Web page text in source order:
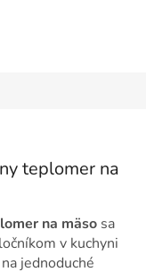
teplomer na
na mäso sa
v kuchyni
jednoduché